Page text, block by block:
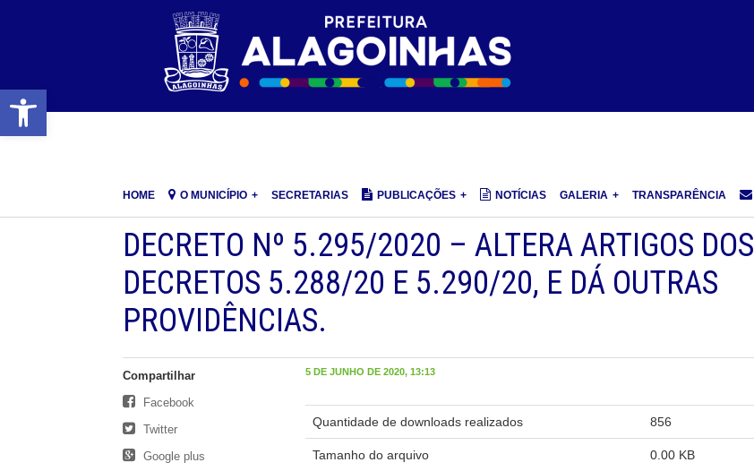
Barra de Ferramentas Aberta
HOME O MUNICÍPIO SECRETARIAS PUBLICAÇÕES NOTÍCIAS GALERIA TRANSPARÊNCIA
DECRETO Nº 5.295/2020 – ALTERA ARTIGOS DOS
DECRETOS 5.288/20 E 5.290/20, E DÁ OUTRAS
PROVIDÊNCIAS.
5 DE JUNHO DE 2020, 13:13
Quantidade de downloads realizados 856
Tamanho do arquivo 0.00 KB
Compartilhar
Facebook
Twitter
Google plus